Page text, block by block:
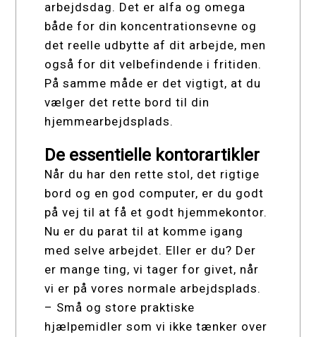
arbejdsdag. Det er alfa og omega
både for din koncentrationsevne og
det reelle udbytte af dit arbejde, men
også for dit velbefindende i fritiden.
På samme måde er det vigtigt, at du
vælger det rette bord til din
hjemmearbejdsplads.
De essentielle kontorartikler
Når du har den rette stol, det rigtige
bord og en god computer, er du godt
på vej til at få et godt hjemmekontor.
Nu er du parat til at komme igang
med selve arbejdet. Eller er du? Der
er mange ting, vi tager for givet, når
vi er på vores normale arbejdsplads.
– Små og store praktiske
hjælpemidler som vi ikke tænker over